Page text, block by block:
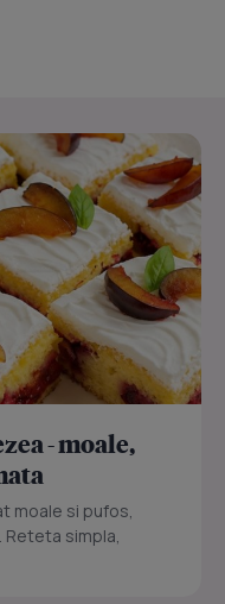
- moale,
moale si pufos,
simpla,